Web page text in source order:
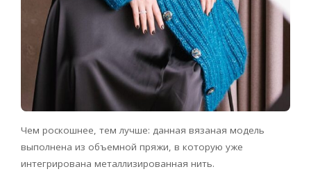
Чем роскошнее, тем лучше: данная вязаная модель
выполнена из объемной пряжи, в которую уже
интегрирована металлизированная нить.